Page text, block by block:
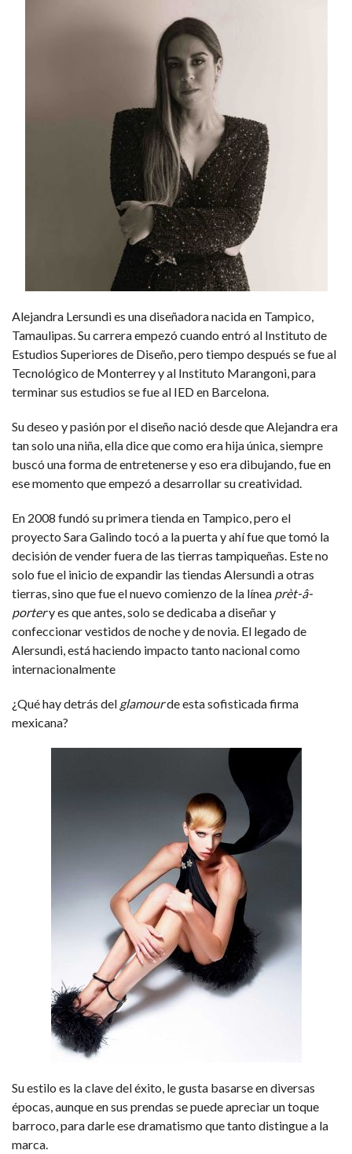
Alejandra Lersundi es una diseñadora nacida en Tampico,
Tamaulipas. Su carrera empezó cuando entró al Instituto de
Estudios Superiores de Diseño, pero tiempo después se fue al
Tecnológico de Monterrey y al Instituto Marangoni, para
terminar sus estudios se fue al IED en Barcelona.
Su deseo y pasión por el diseño nació desde que Alejandraera
tan solo una niña, ella dice que como era hija única, siempre
buscó una forma de entretenerse y eso era dibujando, fue en
ese momento que empezó a desarrollar su creatividad.
En 2008 fundó su primera tienda en Tampico, pero el
proyecto Sara Galindo tocó a la puerta y ahí fue que tomó la
decisión de vender fuera de las tierras tampiqueñas. Este no
solo fue el inicio de expandir las tiendas Alersundi a otras
tierras, sino que fue el nuevo comienzo de la línea prèt-â-
portery es que antes, solo se dedicaba a diseñar y
confeccionar vestidos de noche y de novia. El legado de
Alersundi, está haciendo impacto tanto nacional como
internacionalmente
¿Qué hay detrás del glamourde esta sofisticada firma
mexicana?
Su estilo es la clave del éxito, le gusta basarse en diversas
épocas, aunque en sus prendas se puede apreciar un toque
barroco, para darle ese dramatismo que tanto distingue a la
marca.